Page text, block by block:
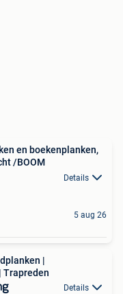
en boekenplanken,
/BOOM
Details
5 aug 26
|
Trapreden
Details